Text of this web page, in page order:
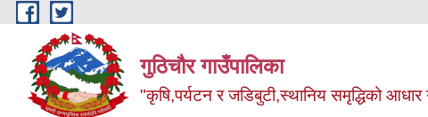
Skip to main content
गुठिचौर गाउँपालिका
"कृषि,पर्यटन र जडिबुटी,स्थानिय समृद्धिको